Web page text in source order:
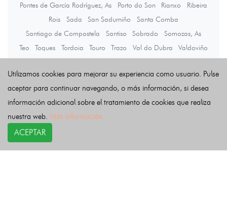
Pontes de García Rodríguez, As
Porto do Son Rianxo
Ribeira
Rois
Sada San Sadurniño
Santa Comba
Santiago de Compostela
Santiso Sobrado
Somozas, As
Teo
Toques Tordoia Touro Trazo Val do Dubra
Valdoviño
Últimas noticias
Utilizamos cookies para mejorar su experiencia como usuario. Pulse
aceptar para continuar navegando, o más información, si desea
información adicional sobre el tratamiento de cookies que realiza
nuestra web. Más información
ACEPTAR